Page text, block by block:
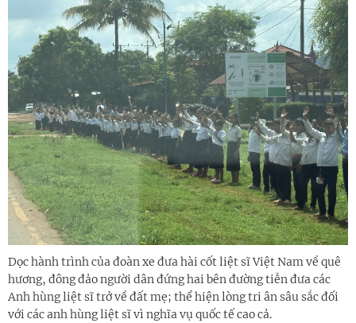
Dọc hành trình của đoàn xe đưa hài cốt liệt sĩ Việt Nam về quê
hương, đông đảo người dân đứng hai bên đường tiễn đưa các
Anh hùng liệt sĩ trở về đất mẹ; thể hiện lòng tri ân sâu sắc đối
với các anh hùng liệt sĩ vì nghĩa vụ quốc tế cao cả.